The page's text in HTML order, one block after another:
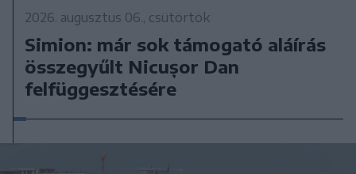
2026. augusztus 06., csütörtök
Simion: már sok támogató aláírás
összegyűlt Nicușor Dan
felfüggesztésére